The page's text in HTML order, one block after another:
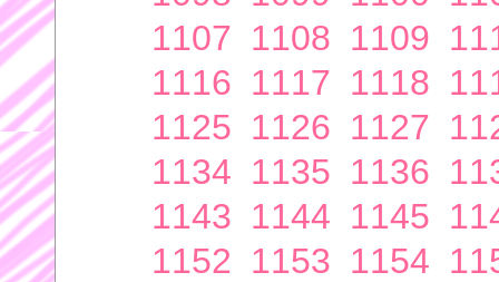
1107 1108 1109
1116 1117 1118
1125 1126 1127
1134 1135 1136
1143 1144 1145
1152 1153 1154